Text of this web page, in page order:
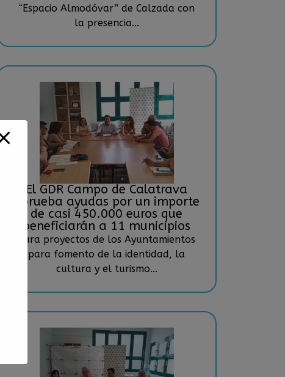
“Espacio Almodóvar” de Calzada con
la presencia...
El GDR Campo de Calatrava
aprueba ayudas por un importe
de casi 450.000 euros que
beneficiarán a 11 municipios
Para proyectos de los Ayuntamientos
para fomento de la identidad, la
cultura y el turismo...